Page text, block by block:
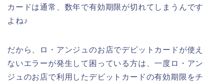
カードは通常、数年で有効期限が切れてしまうんです
よね♪
だから、ロ・アンジュのお店でデビットカードが使え
ないエラーが発生して困っている方は、一度ロ・アン
ジュのお店で利用したデビットカードの有効期限をチ